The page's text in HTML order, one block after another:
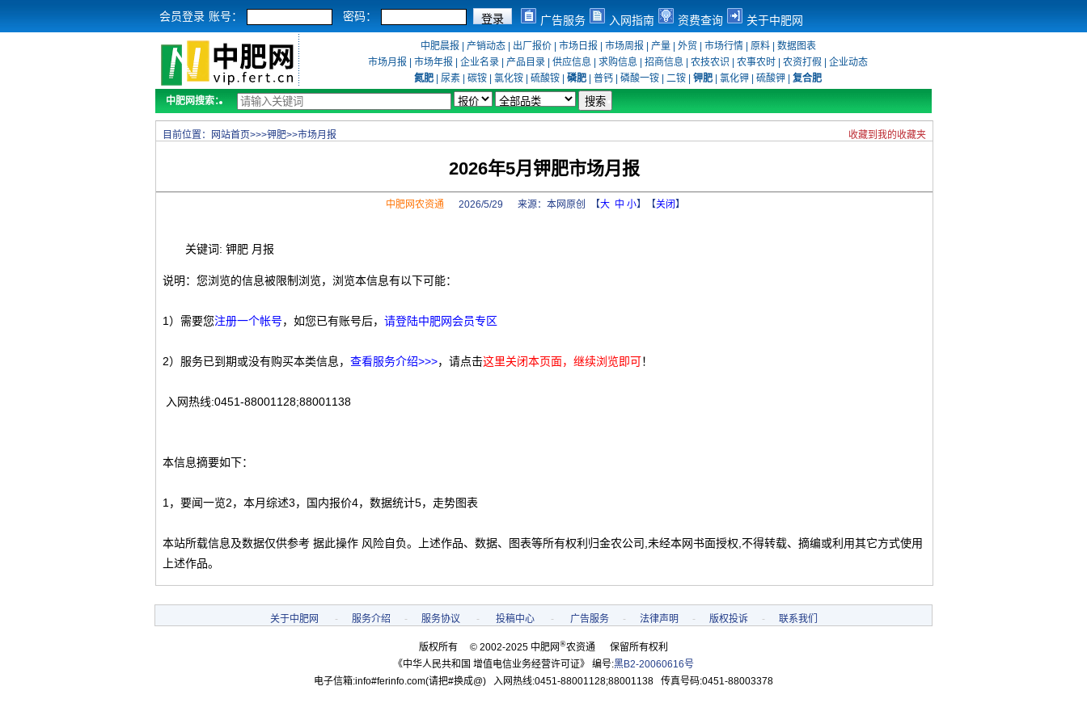
会员登录 账号： 密码： 广告服务 入网指南 资费查询 关于中肥网
中肥晨报 产销动态| 出厂报价| 市场日报 市场周报 产量| 外贸 市场行情| 原料| 数据图表
市场月报
市场年报 企业名录 产品目录 供应信息 求购信息 招商信息 农技农识 农事农时 农资打假
企业动态
氮肥
尿素 碳铵 氯化铵 硫酸铵 磷肥 普钙 磷酸一铵 二铵 钾肥 氯化钾 硫酸钾
复合肥
中肥网搜索：
目前位置： 网站首页>>>钾肥>>市场月报 收藏到我的收藏夹
2026年5月钾肥市场月报
中肥网农资通 2026/5/29 来源： 本网原创 【大 中 小】【关闭】
关键词: 钾肥 月报
说明：您浏览的信息被限制浏览，浏览本信息有以下可能：
1）需要您注册一个帐号，如您已有账号后， 请登陆中肥网会员专区
2）服务已到期或没有购买本类信息， 查看服务介绍>>>，请点击这里关闭本页面，继续浏览即可！
入网热线:0451-88001128;88001138
本信息摘要如下：
1，要闻一览2，本月综述3，国内报价4，数据统计5，走势图表
本站所载信息及数据仅供参考 据此操作 风险自负。上述作品、数据、图表等所有权利归金农公司,未经本网书面授权,不得转载、摘编或利用其它方式使用
上述作品。
关于中肥网 - 服务介绍 - 服务协议 - 投稿中心 - 广告服务 - 法律声明 - 版权投诉 - 联系我们
版权所有 © 2002-2025 中肥网®农资通 保留所有权利
《中华人民共和国 增值电信业务经营许可证》 编号:黑B2-20060616号
电子信箱:info#ferinfo.com(请把#换成@) 入网热线:0451-88001128;88001138 传真号码:0451-88003378